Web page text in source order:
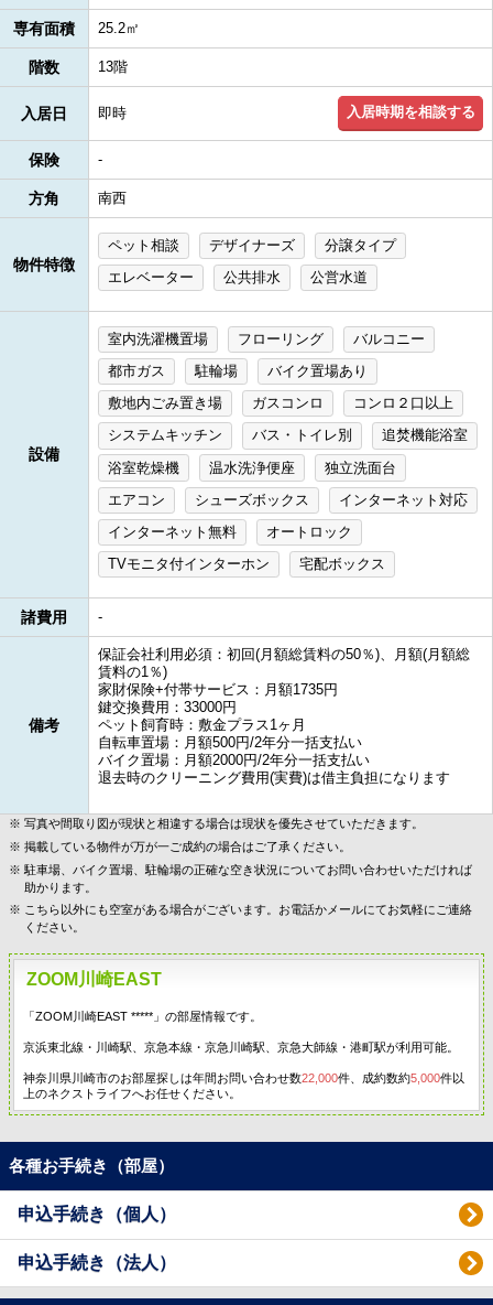
専有面積 25.2㎡
階数 13階
入居日 即時 入居時期を相談する
保険 -
方角 南西
物件特徴
ペット相談 デザイナーズ
分譲タイプ
エレベーター
公共排水 公営水道
設備
室内洗濯機置場 フローリング
バルコニー
都市ガス
駐輪場
バイク置場あり
敷地内ごみ置き場
ガスコンロ
コンロ２口以上
システムキッチン
バス・トイレ別
追焚機能浴室
浴室乾燥機
温水洗浄便座
独立洗面台
エアコン
シューズボックス
インターネット対応
インターネット無料
オートロック
TVモニタ付インターホン
宅配ボックス
諸費用 -
備考
保証会社利用必須：初回(月額総賃料の50％)、月額(月額総
賃料の1％)
家財保険+付帯サービス：月額1735円
鍵交換費用：33000円
ペット飼育時：敷金プラス1ヶ月
自転車置場：月額500円/2年分一括支払い
バイク置場：月額2000円/2年分一括支払い
退去時のクリーニング費用(実費)は借主負担になります
写真や間取り図が現状と相違する場合は現状を優先させていただきます。
掲載している物件が万が一ご成約の場合はご了承ください。
駐車場、バイク置場、駐輪場の正確な空き状況についてお問い合わせいただければ
助かります。
こちら以外にも空室がある場合がございます。お電話かメールにてお気軽にご連絡
ください。
ZOOM川崎EAST
「ZOOM川崎EAST *****」の部屋情報です。
京浜東北線・川崎駅、京急本線・京急川崎駅、京急大師線・港町駅が利用可能。
神奈川県川崎市のお部屋探しは年間お問い合わせ数22,000件、成約数約5,000件以
上のネクストライフへお任せください。
各種お手続き（部屋）
申込手続き（個人）
申込手続き（法人）